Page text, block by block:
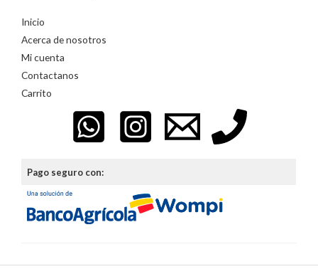
Inicio
Acerca de nosotros
Mi cuenta
Contactanos
Carrito
Pago seguro con: